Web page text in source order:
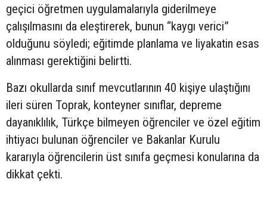
geçici öğretmen uygulamalarıyla giderilmeye
çalışılmasını da eleştirerek, bunun “kaygı verici”
olduğunu söyledi; eğitimde planlama ve liyakatin esas
alınması gerektiğini belirtti.
Bazı okullarda sınıf mevcutlarının 40 kişiye ulaştığını
ileri süren Toprak, konteyner sınıflar, depreme
dayanıklılık, Türkçe bilmeyen öğrenciler ve özel eğitim
ihtiyacı bulunan öğrenciler ve Bakanlar Kurulu
kararıyla öğrencilerin üst sınıfa geçmesi konularına da
dikkat çekti.